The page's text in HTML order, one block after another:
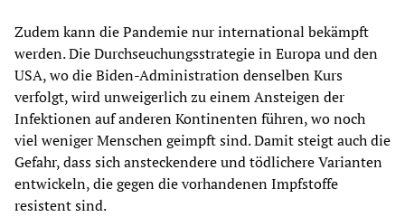
Zudem kann die Pandemie nur international bekämpft
werden. Die Durchseuchungsstrategie in Europa und den
USA, wo die Biden-Administration denselben Kurs
verfolgt, wird unweigerlich zu einem Ansteigen der
Infektionen auf anderen Kontinenten führen, wo noch
viel weniger Menschen geimpft sind. Damit steigt auch die
Gefahr, dass sich ansteckendere und tödlichere Varianten
entwickeln, die gegen die vorhandenen Impfstoffe
resistent sind.